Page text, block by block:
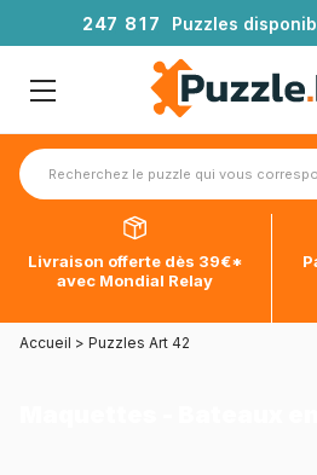
247 81 7 Puzzles
Livraison offerte dès 39€*
avec Mondial Relay
Accueil > Puzzles Art 42